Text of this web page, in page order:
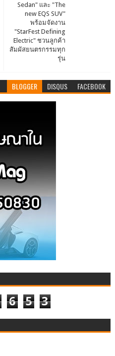
Sedan" และ "The
new EQS SUV"
พร้อมจัดงาน
"StarFest Defining
Electric" ชวนลูกค้า
สัมผัสยนตรกรรมทุก
รุ่น
BLOGGER DISQUS FACEBOOK
6 5 3